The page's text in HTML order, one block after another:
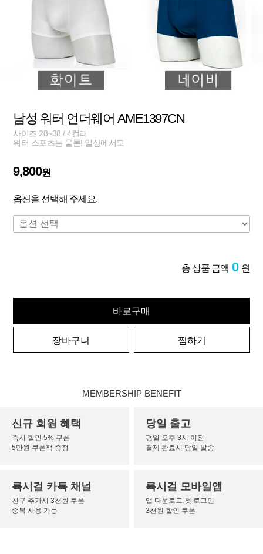
남성 워터 언더웨어 AME1397CN
사이즈 28~38 / 4컬러
워터 스포츠는 물론! 일상에서도
9,800원
옵션을 선택해 주세요.
총 상품 금액 0 원
바로구매
장바구니 찜하기
MEMBERSHIP BENEFIT
신규 회원 혜택
즉시 할인 5% 쿠폰
5만원 쿠폰팩 증정
당일 출고
평일 오후 3시 이전
결제 완료시 당일 발송
록시걸 카톡 채널
친구 추가시 3천원 쿠폰
중복 사용 가능
록시걸 모바일앱
앱 다운로드 첫 로그인
3천원 할인 쿠폰